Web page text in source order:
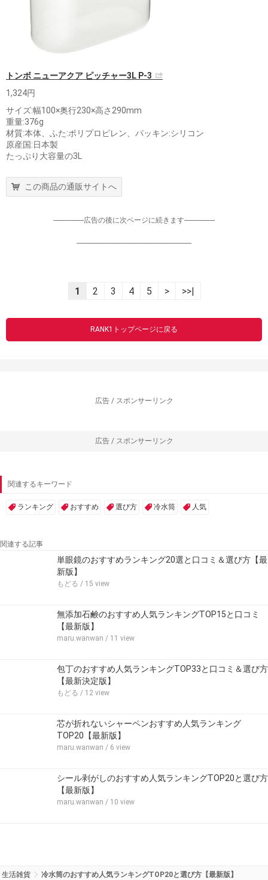
トンボ ニューアクア ピッチャー3L P-3
1,324円
サイズ:幅100×奥行230×高さ290mm
重量:376g
材質:本体、ふた:ポリプロピレン、パッキン:シリコン
原産国:日本製
たっぷり大容量の3L
この商品の通販サイトへ
-----------------広告の後に次ページに続きます-----------------
----------------------------------------------------------------
1 2 3 4 5 > >>|
RANK1トップページに戻る
広告 / スポンサーリンク
広告 / スポンサーリンク
関連するキーワード
ランキング おすすめ 選び方 冷水筒 人気
関連する記事
単眼鏡のおすすめランキング20選と口コミ＆選び方【最
新版】
もどる / 15 view
無添加石鹸のおすすめ人気ランキングTOP15と口コミ
【最新版】
maru.wanwan / 11 view
包丁のおすすめ人気ランキングTOP33と口コミ＆選び方
【最新決定版】
もどる / 12 view
芯が折れないシャーペンおすすめ人気ランキング
TOP20【最新版】
maru.wanwan / 6 view
シール剥がしのおすすめ人気ランキングTOP20と選び方
【最新版】
maru.wanwan / 10 view
生活雑貨 冷水筒のおすすめ人気ランキングTOP20と選び方【最新版】